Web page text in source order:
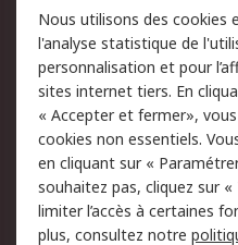
du site
Politique de protection
des données - Mise à
jour
Conditions générales
de vente
Campagnes marketing
Nous utilisons des cookies
l'analyse statistique de
personnalisation et pour
sites internet tiers. En
« Accepter et fermer»,
cookies non essentiels.
en cliquant sur «
souhaitez pas, cliquez sur
limiter l’accès à certaines
plus, consultez notre